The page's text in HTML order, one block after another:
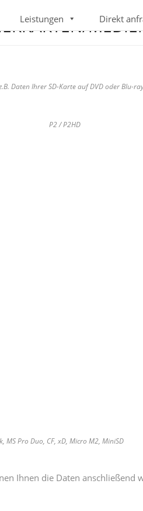
Leistungen Direkt
Daten Ihrer SD-Karte auf DVD oder Blu-
P2 / P2HD
MS Pro Duo, CF, xD, Micro M2, MiniSD
Ihnen die Daten anschließend